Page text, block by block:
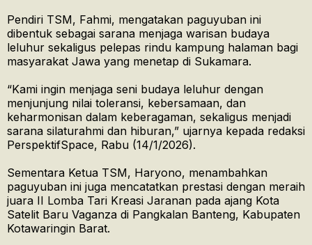
Pendiri TSM, Fahmi, mengatakan paguyuban ini
dibentuk sebagai sarana menjaga warisan budaya
leluhur sekaligus pelepas rindu kampung halaman bagi
masyarakat Jawa yang menetap di Sukamara.
“Kami ingin menjaga seni budaya leluhur dengan
menjunjung nilai toleransi, kebersamaan, dan
keharmonisan dalam keberagaman, sekaligus menjadi
sarana silaturahmi dan hiburan,” ujarnya kepada redaksi
PerspektifSpace, Rabu (14/1/2026).
Sementara Ketua TSM, Haryono, menambahkan
paguyuban ini juga mencatatkan prestasi dengan meraih
juara II Lomba Tari Kreasi Jaranan pada ajang Kota
Satelit Baru Vaganza di Pangkalan Banteng, Kabupaten
Kotawaringin Barat.